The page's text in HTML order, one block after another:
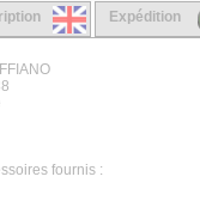
Expédition
fournis :